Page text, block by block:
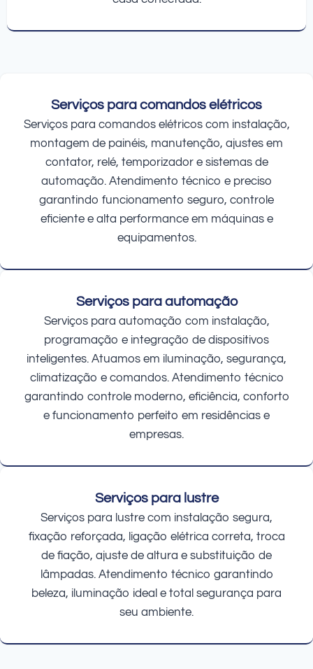
Serviços para comandos elétricos
Serviços para comandos elétricos com instalação,
montagem de painéis, manutenção, ajustes em
contator, relé, temporizador e sistemas de
automação. Atendimento técnico e preciso
garantindo funcionamento seguro, controle
eficiente e alta performance em máquinas e
equipamentos.
Serviços para automação
Serviços para automação com instalação,
programação e integração de dispositivos
inteligentes. Atuamos em iluminação, segurança,
climatização e comandos. Atendimento técnico
garantindo controle moderno, eficiência, conforto
e funcionamento perfeito em residências e
empresas.
Serviços para lustre
Serviços para lustre com instalação segura,
fixação reforçada, ligação elétrica correta, troca
de fiação, ajuste de altura e substituição de
lâmpadas. Atendimento técnico garantindo
beleza, iluminação ideal e total segurança para
seu ambiente.